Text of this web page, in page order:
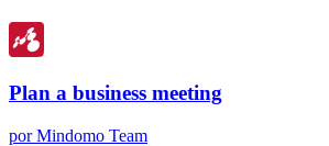
Plan a business meeting
por Mindomo Team